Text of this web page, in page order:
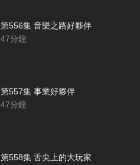
第556集 音樂之路好夥伴
47分鐘
第557集 事業好夥伴
47分鐘
第558集 舌尖上的大玩家